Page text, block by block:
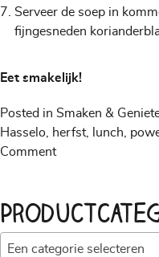
Serveer de soep in
fijngesneden
Eet smakelijk!
Posted in Smaken &
Hasselo, herfst, lunch,
Commenton
wortelsoep
Een categorie selecteren